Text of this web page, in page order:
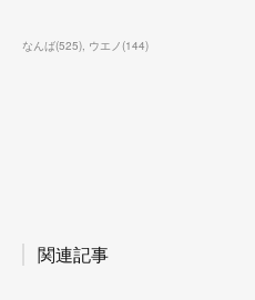
なんば(525) ウエノ(144)
関連記事